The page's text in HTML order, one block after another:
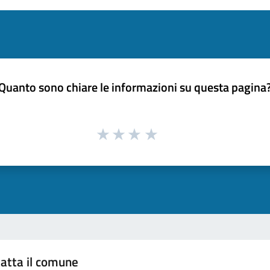
sono chiare le informazioni su questa
il comune